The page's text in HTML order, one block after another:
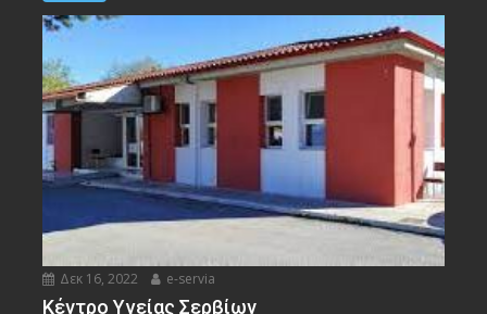
Δεκ 16, 2022 e-servia
Kέντρο Υγείας Σερβίων